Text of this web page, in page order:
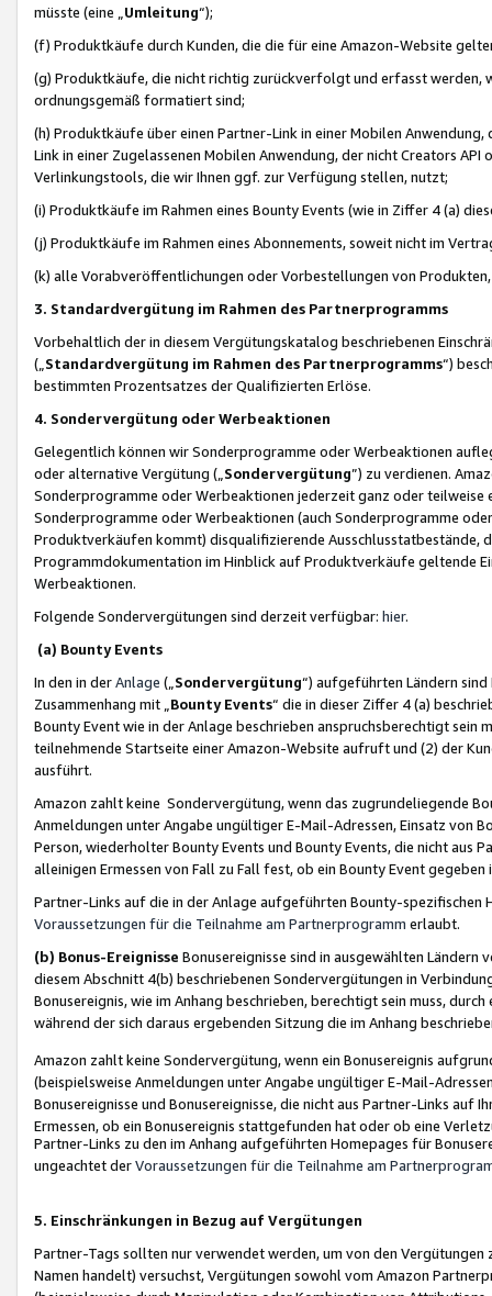
müsste (eine „ Umleitung“);
(f) Produktkäufe durch Kunden, die die für eine Amazon-Website
(g) Produktkäufe, die nicht richtig zurückverfolgt und erfasst werden,
ordnungsgemäß formatiert sind;
(h) Produktkäufe über einen Partner-Link in einer Mobilen
Link in einer Zugelassenen Mobilen Anwendung, der nicht Creators
Verlinkungstools, die wir Ihnen ggf. zur Verfügung stellen, nutzt;
(i) Produktkäufe im Rahmen eines Bounty Events (wie in Ziffer 4 (a)
(j) Produktkäufe im Rahmen eines Abonnements, soweit nicht im
(k) alle Vorabveröffentlichungen oder Vorbestellungen von
3. Standardvergütung im Rahmen des Partnerprogramms
Vorbehaltlich der in diesem Vergütungskatalog beschriebenen
(„ Standardvergütung im Rahmen des Partnerprogramms“)
bestimmten Prozentsatzes der Qualifizierten Erlöse.
4. Sondervergütung oder Werbeaktionen
Gelegentlich können wir Sonderprogramme oder Werbeaktionen
oder alternative Vergütung („ Sondervergütung”) zu verdienen.
Sonderprogramme oder Werbeaktionen jederzeit ganz oder
Sonderprogramme oder Werbeaktionen (auch Sonderprogramme
Produktverkäufen kommt) disqualifizierende Ausschlusstatbestände,
Programmdokumentation im Hinblick auf Produktverkäufe geltende
Werbeaktionen.
Folgende Sondervergütungen sind derzeit verfügbar: hier.
(a) Bounty Events
In den in derAnlage („ Sondervergütung“) aufgeführten Ländern
Zusammenhang mit „ Bounty Events“ die in dieser Ziffer 4 (a)
Bounty Event wie in der Anlage beschrieben anspruchsberechtigt sein
teilnehmende Startseite einer Amazon-Website aufruft und (2) der
ausführt.
Amazon zahlt keine Sondervergütung, wenn das zugrundeliegende
Anmeldungen unter Angabe ungültiger E-Mail-Adressen, Einsatz von
Person, wiederholter Bounty Events und Bounty Events, die nicht
alleinigen Ermessen von Fall zu Fall fest, ob ein Bounty Event
Partner-Links auf die in der Anlage aufgeführten Bounty-spezifischen
Voraussetzungen für die Teilnahme am Partnerprogramm erlaubt.
(b) Bonus-Ereignisse Bonusereignisse sind in ausgewählten Ländern
diesem Abschnitt 4(b) beschriebenen Sondervergütungen in
Bonusereignis, wie im Anhang beschrieben, berechtigt sein muss,
während der sich daraus ergebenden Sitzung die im Anhang
Amazon zahlt keine Sondervergütung, wenn ein Bonusereignis
(beispielsweise Anmeldungen unter Angabe ungültiger E-Mail-
Bonusereignisse und Bonusereignisse, die nicht aus Partner-Links auf
Ermessen, ob ein Bonusereignis stattgefunden hat oder ob eine
Partner-Links zu den im Anhang aufgeführten Homepages für
ungeachtet derVoraussetzungen für die Teilnahme am
5. Einschränkungen in Bezug auf Vergütungen
Partner-Tags sollten nur verwendet werden, um von den
Namen handelt) versuchst, Vergütungen sowohl vom Amazon